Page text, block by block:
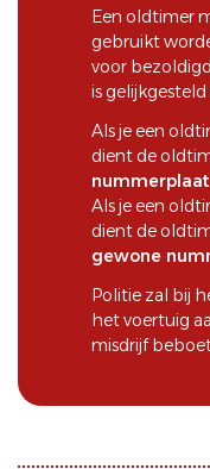
Een oldtimer
gebruikt
voor
is
Als je een
dient de
nummerplaat
Als je een
dient de
gewone
Politie zal bij
het voertuig
misdrijf